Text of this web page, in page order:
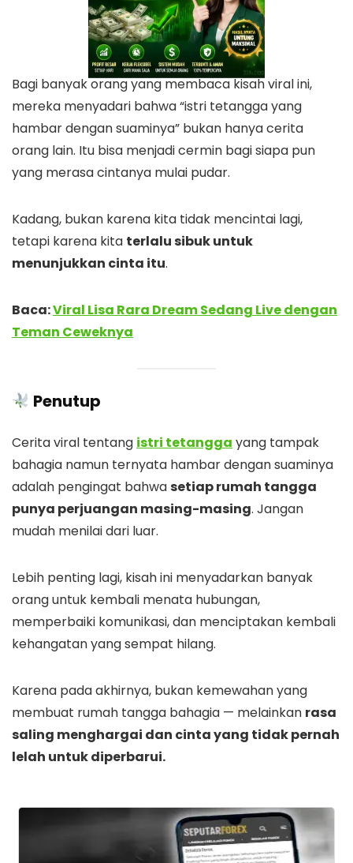
Bagi banyak orang yang membaca kisah viral ini,
mereka menyadari bahwa “istri tetangga yang
hambar dengan suaminya” bukan hanya cerita
orang lain. Itu bisa menjadi cermin bagi siapa pun
yang merasa cintanya mulai pudar.
Kadang, bukan karena kita tidak mencintai lagi,
tetapi karena kita terlalu sibuk untuk
menunjukkan cinta itu.
Baca:Viral Lisa Rara Dream Sedang Live dengan
Teman Ceweknya
Penutup
Cerita viral tentang istri tetangga yang tampak
bahagia namun ternyata hambar dengan suaminya
adalah pengingat bahwasetiap rumah tangga
punya perjuangan masing-masing. Jangan
mudah menilai dari luar.
Lebih penting lagi, kisah ini menyadarkan banyak
orang untuk kembali menata hubungan,
memperbaiki komunikasi, dan menciptakan kembali
kehangatan yang sempat hilang.
Karena pada akhirnya, bukan kemewahan yang
membuat rumah tangga bahagia — melainkan rasa
saling menghargai dan cinta yang tidak pernah
lelah untuk diperbarui.